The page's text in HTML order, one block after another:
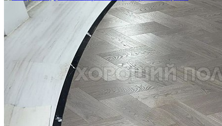
Укладка модульного паркета с мрамором и латунью